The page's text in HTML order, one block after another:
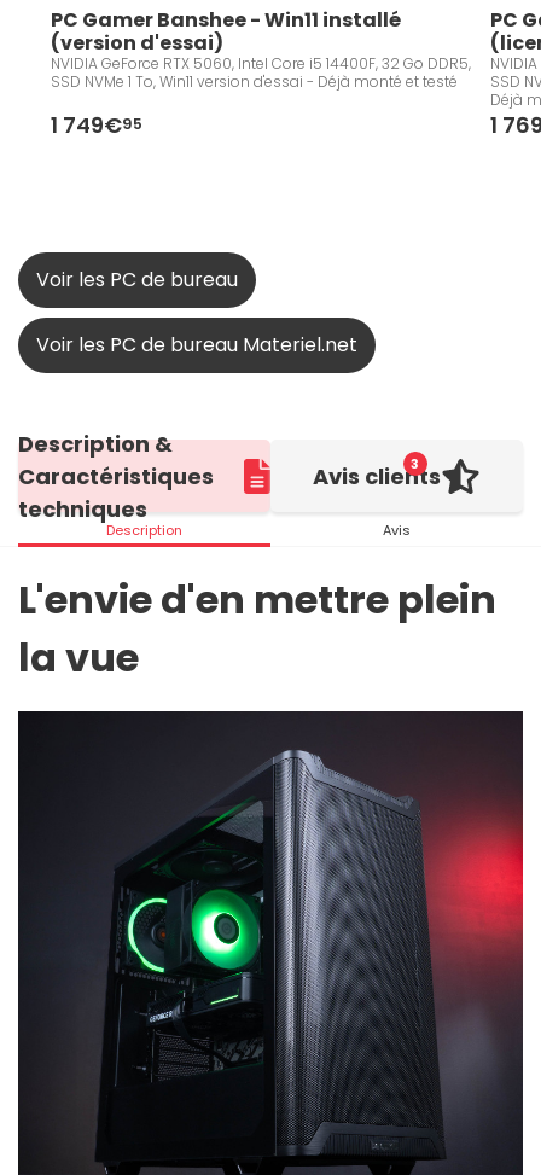
PC Gamer Banshee - Win11 installé
(version d'essai)
NVIDIA GeForce RTX 5060, Intel Core i5 14400F, 32 Go DDR5,
SSD NVMe 1 To, Win11 version d'essai - Déjà monté et testé
1 749€95
PC
SSD
Déjà
1
Voir les PC de bureau
Voir les PC de bureau Materiel.net
Description &
Caractéristiques
techniques
Description
3
Avis clients
Avis
L'envie d'en mettre plein
la vue